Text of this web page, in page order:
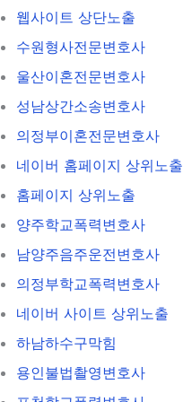
웹사이트 상단노출
수원형사전문변호사
울산이혼전문변호사
성남상간소송변호사
의정부이혼전문변호사
네이버 홈페이지 상위노출
홈페이지 상위노출
양주학교폭력변호사
남양주음주운전변호사
의정부학교폭력변호사
네이버 사이트 상위노출
하남하수구막힘
용인불법촬영변호사